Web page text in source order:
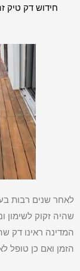
חידוש דק טיק
לאחר שנים רבות
שהיה זקוק לשימון
המדינה ראינו דק
הזמן ואם כן טופל